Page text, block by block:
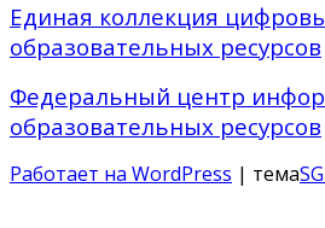
Единая коллекция
образовательных ресурсов
Федеральный центр
образовательных ресурсов
Работает на WordPress | тема